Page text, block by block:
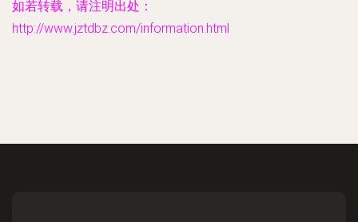
如若转载，请注明出处：
http://www.jztdbz.com/information.html